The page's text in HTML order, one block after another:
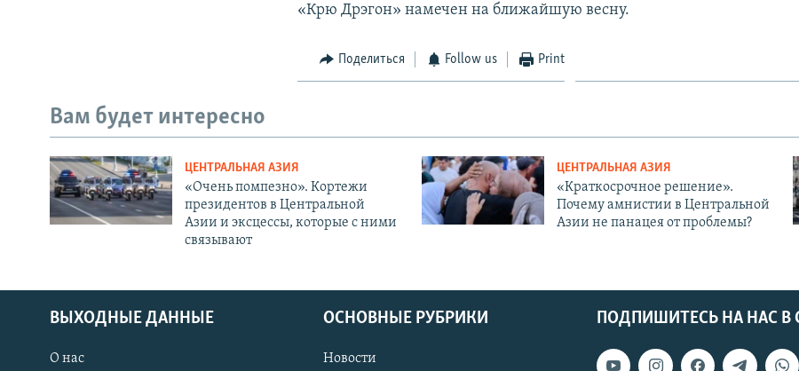
«Крю Дрэгон» намечен на ​ближайшую весну.
Поделиться Follow us Print
Вам будет интересно
ЦЕНТРАЛЬНАЯ АЗИЯ
«Очень помпезно». Кортежи
президентов в Центральной
Азии и эксцессы, которые с ними
связывают
ЦЕНТРАЛЬНАЯ АЗИЯ
«Краткосрочное решение».
Почему амнистии в Центральной
Азии не панацея от проблемы?
ПОДПИШИТЕСЬ НА НАС В
ВЫХОДНЫЕ ДАННЫЕ
О нас
ОСНОВНЫЕ РУБРИКИ
Новости